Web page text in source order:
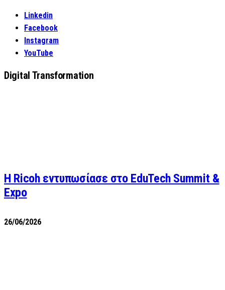
Linkedin
Facebook
Instagram
YouTube
Digital Transformation
Η Ricoh εντυπωσίασε στο EduTech Summit &
Expo
26/06/2026